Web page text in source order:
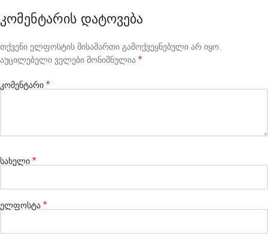
კომენტარის დატოვება
თქვენი ელფოსტის მისამართი გამოქვეყნებული არ იყო.
აუცილებელი ველები მონიშნულია *
კომენტარი *
სახელი *
ელფოსტა *